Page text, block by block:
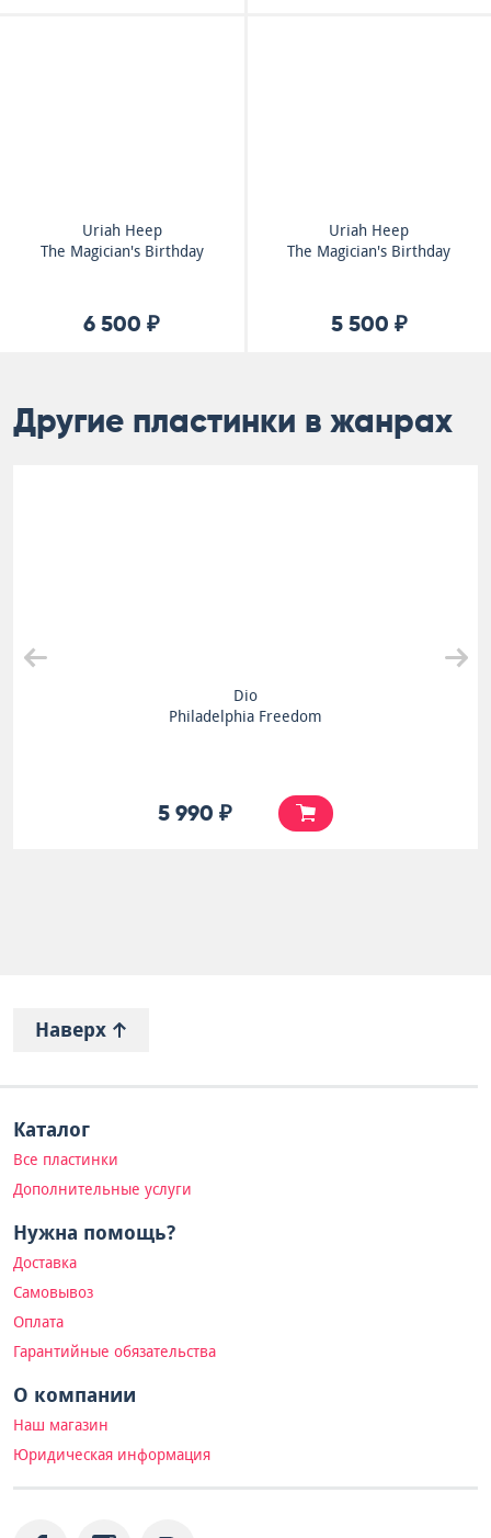
Uriah Heep
The Magician's Birthday
6 500 ₽
Uriah Heep
The Magician's Birthday
5 500 ₽
Другие пластинки в жанрах
Dio
Philadelphia Freedom
5 990 ₽
Наверх
Каталог
Все пластинки
Дополнительные услуги
Нужна помощь?
Доставка
Самовывоз
Оплата
Гарантийные обязательства
О компании
Наш магазин
Юридическая информация